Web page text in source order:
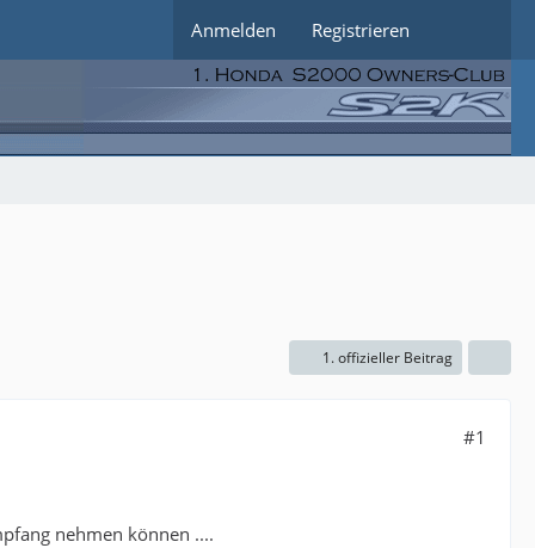
Anmelden Registrieren
1. offizieller Beitrag
#1
nehmen können ....